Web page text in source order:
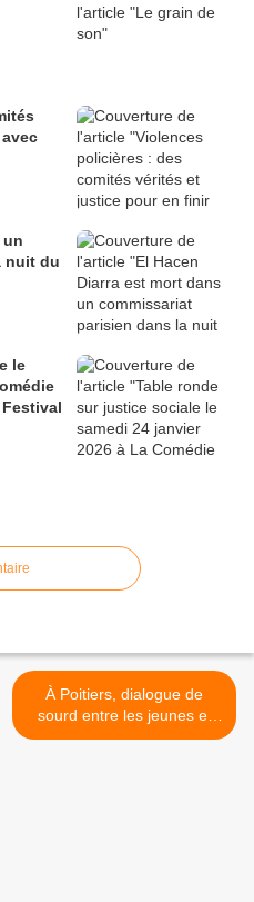
un
nuit du
le
À Poitiers, dialogue de
sourd entre les jeunes et
leur secrétaire d'État >